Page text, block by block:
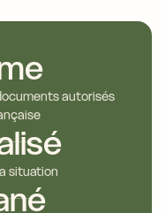
autorisés
situation